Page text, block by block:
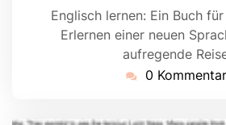
Englisch lernen: Ein Buch
Erlernen einer neuen
aufregende
0